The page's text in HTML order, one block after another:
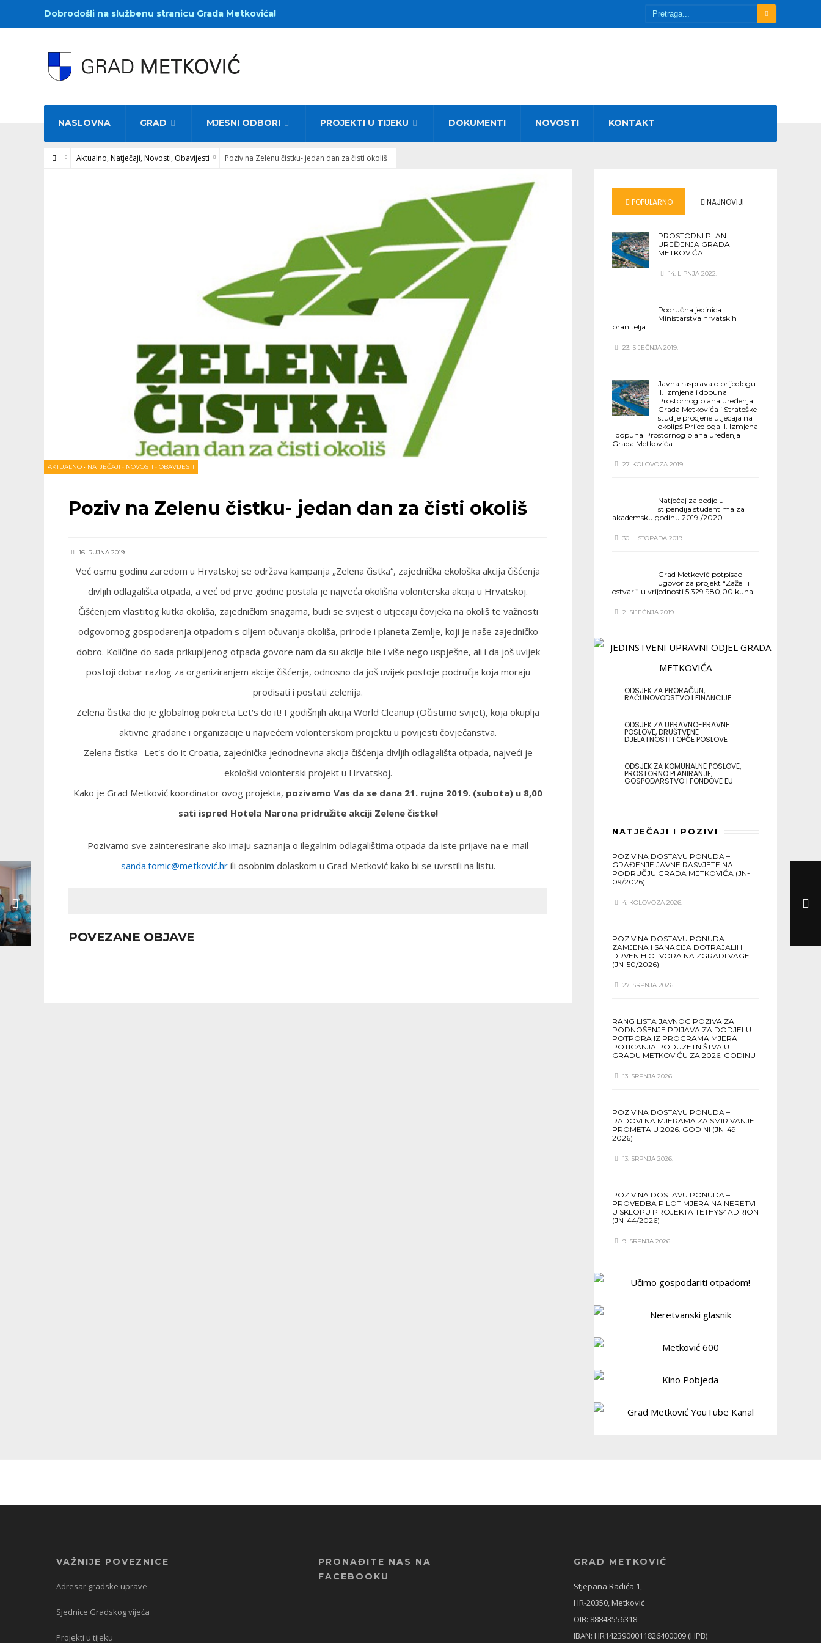
Dobrodošli na službenu stranicu Grada Metkovića!
NASLOVNA GRAD MJESNI ODBORI PROJEKTI U TIJEKU DOKUMENTI NOVOSTI KONTAKT
Aktualno, Natječaji, Novosti, Obavijesti Poziv na Zelenu čistku- jedan dan za čisti okoliš
AKTUALNO • NATJEČAJI • NOVOSTI • OBAVIJESTI
Poziv na Zelenu čistku- jedan dan za čisti okoliš
16. RUJNA 2019.
Već osmu godinu zaredom u Hrvatskoj se održava kampanja „Zelena čistka“, zajednička ekološka akcija čišćenja
divljih odlagališta otpada, a već od prve godine postala je najveća okolišna volonterska akcija u Hrvatskoj.
Čišćenjem vlastitog kutka okoliša, zajedničkim snagama, budi se svijest o utjecaju čovjeka na okoliš te važnosti
odgovornog gospodarenja otpadom s ciljem očuvanja okoliša, prirode i planeta Zemlje, koji je naše zajedničko
dobro. Količine do sada prikupljenog otpada govore nam da su akcije bile i više nego uspješne, ali i da još uvijek
postoji dobar razlog za organiziranjem akcije čišćenja, odnosno da još uvijek postoje područja koja moraju
prodisati i postati zelenija.
Zelena čistka dio je globalnog pokreta Letʹs do it! I godišnjih akcija World Cleanup (Očistimo svijet), koja okuplja
aktivne građane i organizacije u najvećem volonterskom projektu u povijesti čovječanstva.
Zelena čistka- Letʹs do it Croatia, zajednička jednodnevna akcija čišćenja divljih odlagališta otpada, najveći je
ekološki volonterski projekt u Hrvatskoj.
Kako je Grad Metković koordinator ovog projekta, pozivamo Vas da se dana 21. rujna 2019. (subota) u 8,00
sati ispred Hotela Narona pridružite akciji Zelene čistke!
Pozivamo sve zainteresirane ako imaju saznanja o ilegalnim odlagalištima otpada da iste prijave na e-mail
sanda.tomic@metković.hrili osobnim dolaskom u Grad Metković kako bi se uvrstili na listu.
POVEZANE OBJAVE
POPULARNO NAJNOVIJI
PROSTORNI PLAN
UREĐENJA GRADA
METKOVIĆA
14. LIPNJA 2022.
Područna jedinica
Ministarstva hrvatskih
branitelja
23. SIJEČNJA 2019.
Javna rasprava o prijedlogu
II. Izmjena i dopuna
Prostornog plana uređenja
Grada Metkovića i Strateške
studije procjene utjecaja na
okolipš Prijedloga II. Izmjena
i dopuna Prostornog plana uređenja
Grada Metkovića
27. KOLOVOZA 2019.
Natječaj za dodjelu
stipendija studentima za
akademsku godinu 2019./2020.
30. LISTOPADA 2019.
Grad Metković potpisao
ugovor za projekt “Zaželi i
ostvari” u vrijednosti 5.329.980,00 kuna
2. SIJEČNJA 2019.
ODSJEK ZA PRORAČUN,
RAČUNOVODSTVO I FINANCIJE
ODSJEK ZA UPRAVNO-PRAVNE
POSLOVE, DRUŠTVENE
DJELATNOSTI I OPĆE POSLOVE
ODSJEK ZA KOMUNALNE POSLOVE,
PROSTORNO PLANIRANJE,
GOSPODARSTVO I FONDOVE EU
NATJEČAJI I POZIVI
POZIV NA DOSTAVU PONUDA –
GRAĐENJE JAVNE RASVJETE NA
PODRUČJU GRADA METKOVIĆA (JN-
09/2026)
4. KOLOVOZA 2026.
POZIV NA DOSTAVU PONUDA –
ZAMJENA I SANACIJA DOTRAJALIH
DRVENIH OTVORA NA ZGRADI VAGE
(JN-50/2026)
27. SRPNJA 2026.
RANG LISTA JAVNOG POZIVA ZA
PODNOŠENJE PRIJAVA ZA DODJELU
POTPORA IZ PROGRAMA MJERA
POTICANJA PODUZETNIŠTVA U
GRADU METKOVIĆU ZA 2026. GODINU
13. SRPNJA 2026.
POZIV NA DOSTAVU PONUDA –
RADOVI NA MJERAMA ZA SMIRIVANJE
PROMETA U 2026. GODINI (JN-49-
2026)
13. SRPNJA 2026.
POZIV NA DOSTAVU PONUDA –
PROVEDBA PILOT MJERA NA NERETVI
U SKLOPU PROJEKTA TETHYS4ADRION
(JN-44/2026)
9. SRPNJA 2026.
VAŽNIJE POVEZNICE
Adresar gradske uprave
Sjednice Gradskog vijeća
Projekti u tijeku
PRONAĐITE NAS NA
FACEBOOKU
GRAD METKOVIĆ
Stjepana Radića 1,
HR-20350, Metković
OIB: 88843556318
IBAN: HR1423900011826400009 (HPB)